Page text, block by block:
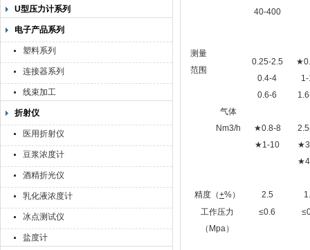
U型压力计系列
电子产品系列
塑料系列
连接器系列
线束加工
折射仪
医用折射仪
豆浆浓度计
酒精折光仪
乳化液浓度计
冰点测试仪
盐度计
测量
范围
40-400
气体
Nm3/h
0.25-2.5
0.4-4
0.6-6
★0.8-8
★1-10
精度（+%） 2.5
工作压力
（Mpa）
≤0.6